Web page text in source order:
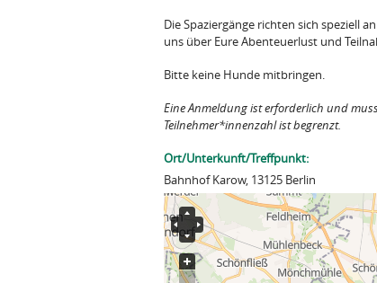
Die Spaziergänge richten sich speziell
uns über Eure Abenteuerlust und
Bitte keine Hunde mitbringen.
Eine Anmeldung ist erforderlich und
Teilnehmer*innenzahl ist begrenzt.
Ort/Unterkunft/Treffpunkt:
Bahnhof Karow, 13125 Berlin